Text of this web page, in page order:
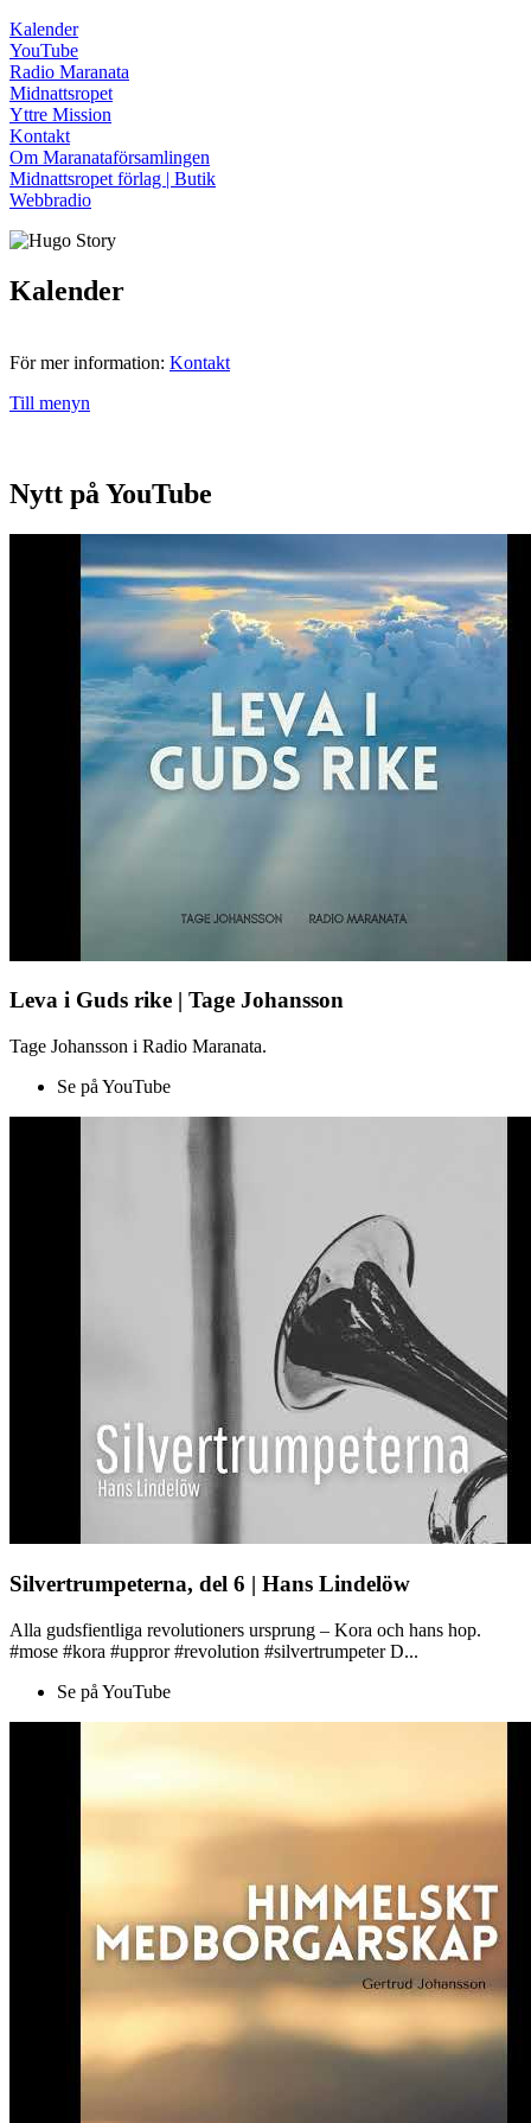
Kalender
YouTube
Radio Maranata
Midnattsropet
Yttre Mission
Kontakt
Om Maranataförsamlingen
Midnattsropet förlag | Butik
Webbradio
Kalender
För mer information: Kontakt
Till menyn
Nytt på YouTube
Leva i Guds rike | Tage Johansson
Tage Johansson i Radio Maranata.
Se på YouTube
Silvertrumpeterna, del 6 | Hans Lindelöw
Alla gudsfientliga revolutioners ursprung – Kora och hans hop.
#mose #kora #uppror #revolution #silvertrumpeter D...
Se på YouTube